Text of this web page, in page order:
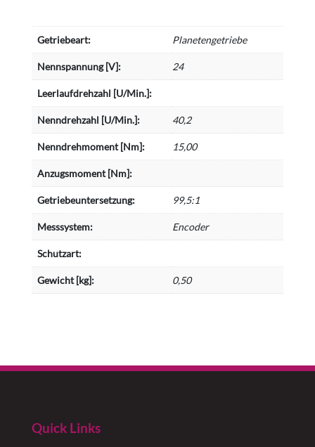
Getriebeart: Planetengetriebe
Nennspannung [V]: 24
Leerlaufdrehzahl [U/Min.]:
Nenndrehzahl [U/Min.]: 40,2
Nenndrehmoment [Nm]: 15,00
Anzugsmoment [Nm]:
Getriebeuntersetzung: 99,5:1
Messsystem: Encoder
Schutzart:
Gewicht [kg]: 0,50
Quick Links